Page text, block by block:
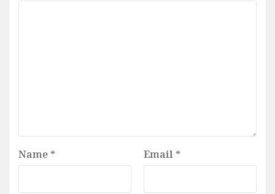
Name * Email *